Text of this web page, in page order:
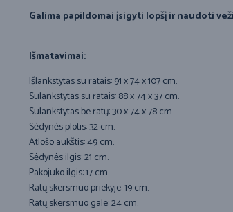
Galima papildomai įsigyti lopšį ir naudoti
Išmatavimai:
Išlankstytas su ratais: 91 x 74 x 107 cm.
Sulankstytas su ratais: 88 x 74 x 37 cm.
Sulankstytas be ratų: 30 x 74 x 78 cm.
Sėdynės plotis: 32 cm.
Atlošo aukštis: 49 cm.
Sėdynės ilgis: 21 cm.
Pakojuko ilgis: 17 cm.
Ratų skersmuo priekyje: 19 cm.
Ratų skersmuo gale: 24 cm.